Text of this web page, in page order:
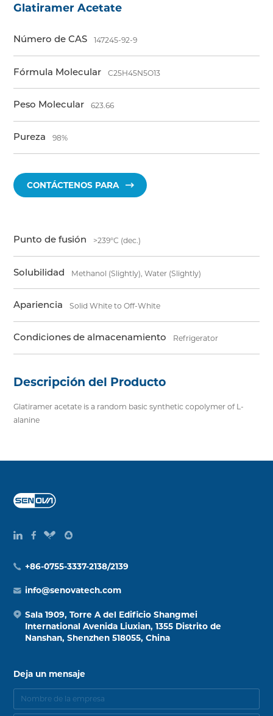
Glatiramer Acetate
Número de CAS 147245-92-9
Fórmula Molecular C25H45N5O13
Peso Molecular 623.66
Pureza 98%
CONTÁCTENOS PARA
Punto de fusión >239°C (dec.)
Solubilidad Methanol (Slightly), Water (Slightly)
Apariencia Solid White to Off-White
Condiciones de almacenamiento Refrigerator
Descripción del Producto
Glatiramer acetate is a random basic synthetic copolymer of L-
alanine
+86-0755-3337-2138/2139
info@senovatech.com
Sala 1909, Torre A del Edificio Shangmei
International Avenida Liuxian, 1355 Distrito de
Nanshan, Shenzhen 518055, China
Deja un mensaje